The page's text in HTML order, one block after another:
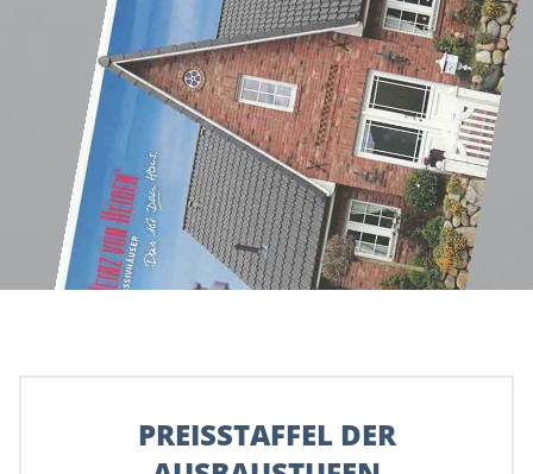
PREISSTAFFEL DER